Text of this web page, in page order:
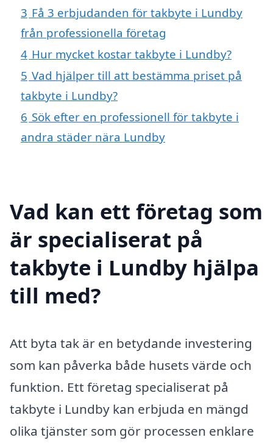
3 Få 3 erbjudanden för takbyte i Lundby
från professionella företag
4 Hur mycket kostar takbyte i Lundby?
5 Vad hjälper till att bestämma priset på
takbyte i Lundby?
6 Sök efter en professionell för takbyte i
andra städer nära Lundby
Vad kan ett företag som
är specialiserat på
takbyte i Lundby hjälpa
till med?
Att byta tak är en betydande investering
som kan påverka både husets värde och
funktion. Ett företag specialiserat på
takbyte i Lundby kan erbjuda en mängd
olika tjänster som gör processen enklare